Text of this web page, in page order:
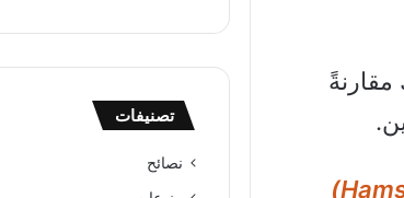
تصنيفات
نصائح